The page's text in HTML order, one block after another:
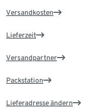
Versandkosten
Lieferzeit
Versandpartner
Packstation
Lieferadresse ändern